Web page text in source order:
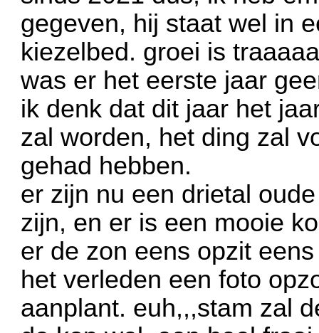
gegeven, hij staat wel in
kiezelbed. groei is
was er het eerste jaar
ik denk dat dit jaar het
zal worden, het ding zal
gehad hebben.
er zijn nu een drietal
zijn, en er is een mooie
er de zon eens opzit
het verleden een foto
aanplant. euh,,,stam zal